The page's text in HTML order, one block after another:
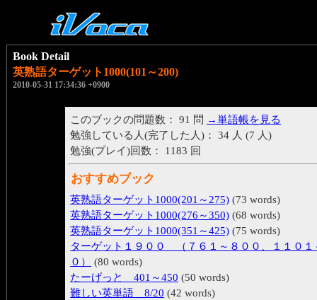
Book Detail
英熟語ターゲット1000(101～200)
2010-05-31 17:34:36 +0900
このブックの問題数： 91 問 →単語帳を見る
勉強している人(完了した人)： 34 人 (7 人)
勉強(プレイ)回数： 1183 回
おすすめブック
英熟語ターゲット1000(201～275) (73 words)
英熟語ターゲット1000(276～350) (68 words)
英熟語ターゲット1000(351～425) (75 words)
ターゲット１９００ （７６１～８００、１１０１
０）
(80 words)
たーげっと 401～450 (50 words)
難しい英単語 8/20 (42 words)